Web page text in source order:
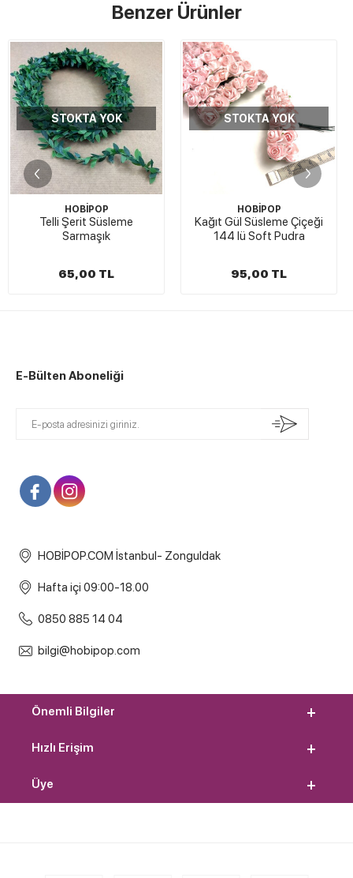
Benzer Ürünler
STOKTA YOK
HOBİPOP
Telli Şerit Süsleme
Sarmaşık
65,00 TL
STOKTA YOK
HOBİPOP
Kağıt Gül Süsleme Çiçeği
144 lü Soft Pudra
95,00 TL
E-Bülten Aboneliği
HOBİPOP.COM İstanbul- Zonguldak
Hafta içi 09:00-18.00
0850 885 14 04
bilgi@hobipop.com
Önemli Bilgiler
Hızlı Erişim
Üye